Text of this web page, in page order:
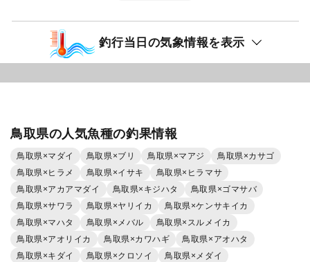
釣行当日の気象情報を表示
鳥取県の人気魚種の釣果情報
鳥取県×マダイ 鳥取県×ブリ 鳥取県×マアジ
鳥取県×カサゴ
鳥取県×ヒラメ
鳥取県×イサキ
鳥取県×ヒラマサ
鳥取県×アカアマダイ
鳥取県×キジハタ
鳥取県×ゴマサバ
鳥取県×サワラ
鳥取県×ヤリイカ
鳥取県×ケンサキイカ
鳥取県×マハタ
鳥取県×メバル
鳥取県×スルメイカ
鳥取県×アオリイカ
鳥取県×カワハギ
鳥取県×アオハタ
鳥取県×キダイ
鳥取県×クロソイ
鳥取県×メダイ